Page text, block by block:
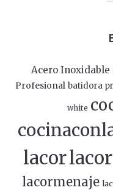
Acero Inoxidable
Profesional batidora
white
lacor
lacormenaje